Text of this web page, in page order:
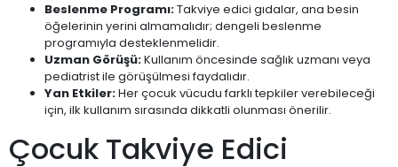
Beslenme Programı:Takviye edici gıdalar, ana besin
öğelerinin yerini almamalıdır; dengeli beslenme
programıyla desteklenmelidir.
Uzman Görüşü:Kullanım öncesinde sağlık uzmanı veya
pediatrist ile görüşülmesi faydalıdır.
Yan Etkiler:Her çocuk vücudu farklı tepkiler verebileceği
için, ilk kullanım sırasında dikkatli olunması önerilir.
Çocuk Takviye Edici